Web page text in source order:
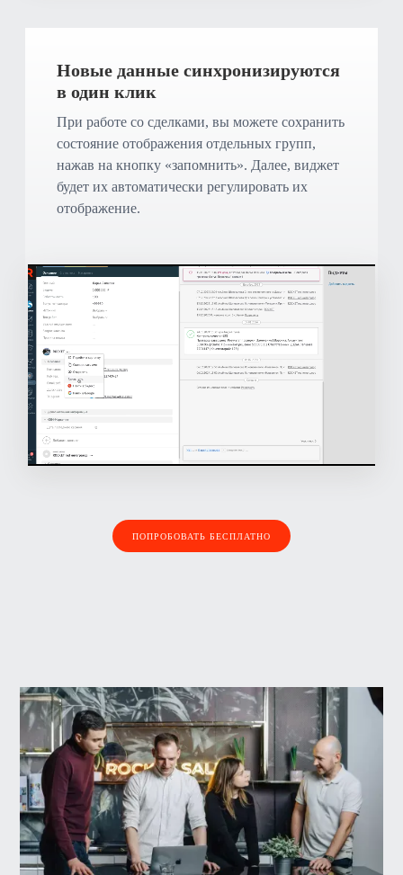
Новые данные синхронизируются
в один клик
При работе со сделками, вы можете сохранить
состояние отображения отдельных групп,
нажав на кнопку «запомнить». Далее, виджет
будет их автоматически регулировать их
отображение.
ПОПРОБОВАТЬ БЕСПЛАТНО